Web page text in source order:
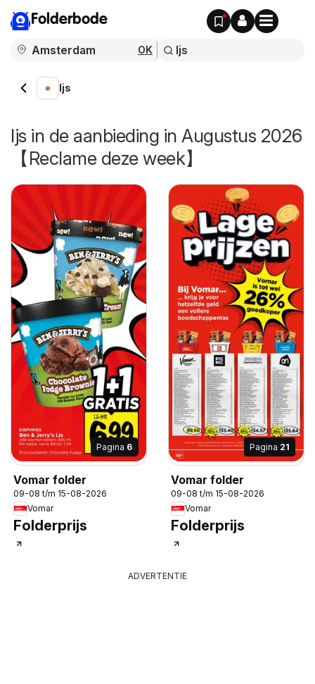
Folderbode
OK
Ijs
Ijs in de aanbieding in Augustus 2026
【Reclame deze week】
Pagina 6
Vomar folder
09-08 t/m 15-08-2026
Vomar
Folderprijs
Pagina 21
Vomar folder
09-08 t/m 15-08-2026
Vomar
Folderprijs
ADVERTENTIE